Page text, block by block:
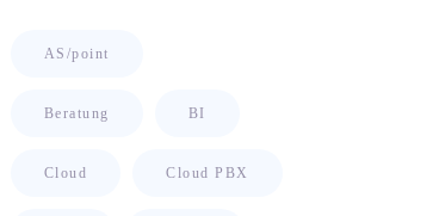
AS/point
Beratung BI
Cloud Cloud PBX